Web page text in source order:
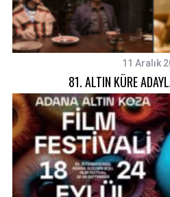
11 Aralık
81. ALTIN KÜRE